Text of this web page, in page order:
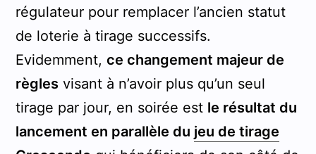
régulateur pour remplacer l’ancien statut
de loterie à tirage successifs.
Evidemment, ce changement majeur de
règlesvisant à n’avoir plus qu’un seul
tirage par jour, en soirée est le résultat du
lancement en parallèle du jeu de tirage